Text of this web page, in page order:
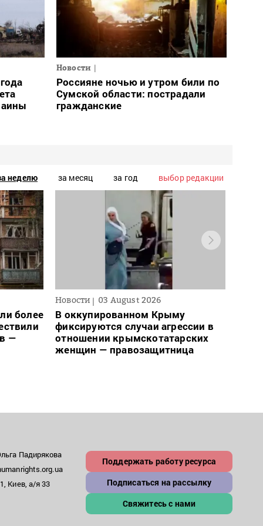
Новости
Россияне ночью и утром били по
Сумской области: пострадали
гражданские
неделю за месяц за год выбор редакции
более
—
Новости 03 August 2026
В оккупированном Крыму
фиксируются случаи агрессии в
отношении крымскотатарских
женщин — правозащитница
Падирякова
Киев, а/я 33
Поддержать работу ресурса
Подписаться на рассылку
Свяжитесь с нами